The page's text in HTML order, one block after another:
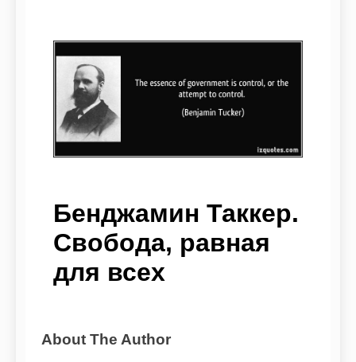
Бенджамин Таккер.
Свобода, равная
для всех
About The Author